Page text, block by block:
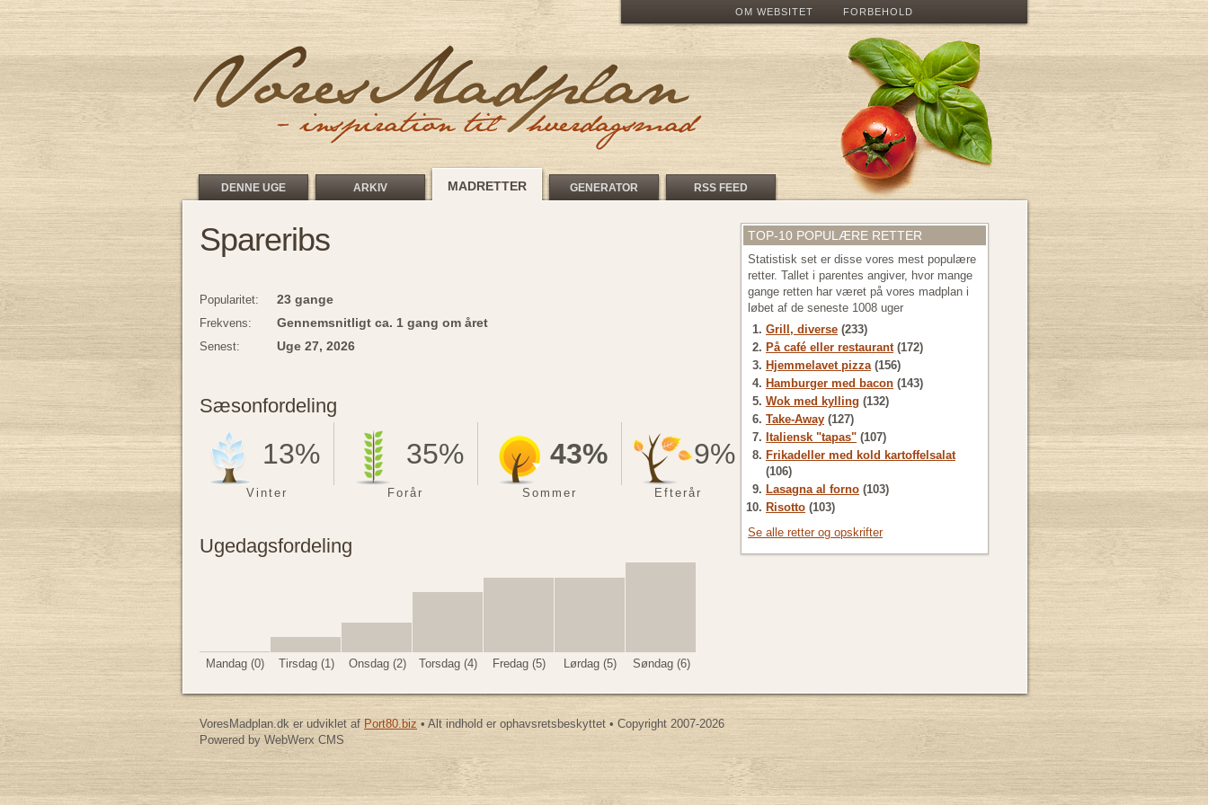
OM WEBSITET FORBEHOLD
Spareribs
Popularitet: 23 gange
Frekvens: Gennemsnitligt ca. 1 gang om året
Senest: Uge 27, 2026
Sæsonfordeling
13% 35% 43% 9%
Vinter Forår Sommer Efterår
Ugedagsfordeling
Mandag (0) Tirsdag (1) Onsdag (2) Torsdag (4) Fredag (5) Lørdag (5) Søndag (6)
TOP-10 POPULÆRE RETTER
Statistisk set er disse vores mest populære
retter. Tallet i parentes angiver, hvor mange
gange retten har været på vores madplan i
løbet af de seneste 1008 uger
Grill, diverse (233)
På café eller restaurant(172)
Hjemmelavet pizza(156)
Hamburger med bacon (143)
Wok med kylling (132)
Take-Away (127)
Italiensk "tapas" (107)
Frikadeller med kold kartoffelsalat
(106)
Lasagna al forno (103)
Risotto (103)
Se alle retter og opskrifter
DENNE UGE ARKIV MADRETTER GENERATOR RSS FEED
VoresMadplan.dk er udviklet af Port80.biz • Alt indhold er ophavsretsbeskyttet • Copyright 2007-2026
Powered by WebWerx CMS